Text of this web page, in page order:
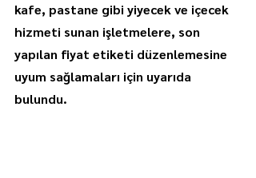
kafe, pastane gibi yiyecek ve içecek
hizmeti sunan işletmelere, son
yapılan fiyat etiketi düzenlemesine
uyum sağlamaları için uyarıda
bulundu.